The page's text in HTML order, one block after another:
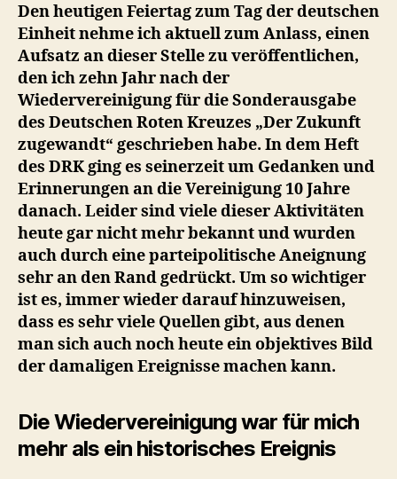
Den heutigen Feiertag zum Tag der deutschen
Einheit nehme ich aktuell zum Anlass, einen
Aufsatz an dieser Stelle zu veröffentlichen,
den ich zehn Jahr nach der
Wiedervereinigung für die Sonderausgabe
des Deutschen Roten Kreuzes „Der Zukunft
zugewandt“ geschrieben habe. In dem Heft
des DRK ging es seinerzeit um Gedanken und
Erinnerungen an die Vereinigung 10 Jahre
danach. Leider sind viele dieser Aktivitäten
heute gar nicht mehr bekannt und wurden
auch durch eine parteipolitische Aneignung
sehr an den Rand gedrückt. Um so wichtiger
ist es, immer wieder darauf hinzuweisen,
dass es sehr viele Quellen gibt, aus denen
man sich auch noch heute ein objektives Bild
der damaligen Ereignisse machen kann.
Die Wiedervereinigung war für mich
mehr als ein historisches Ereignis